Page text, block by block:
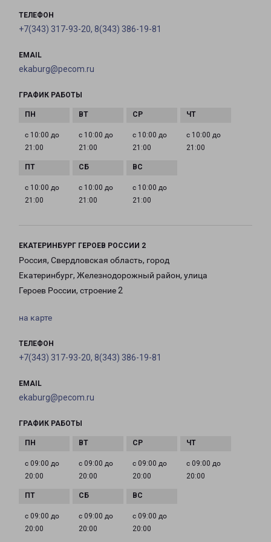
ТЕЛЕФОН
+7(343) 317-93-20, 8(343) 386-19-81
EMAIL
ekaburg@pecom.ru
ГРАФИК РАБОТЫ
с 10:00 до
21:00
с 10:00 до
21:00
с 10:00 до
21:00
с 10:00 до
21:00
с 10:00 до
21:00
с 10:00 до
21:00
с 10:00 до
21:00
ЕКАТЕРИНБУРГ ГЕРОЕВ РОССИИ 2
Россия, Свердловская область, город
Екатеринбург, Железнодорожный район, улица
Героев России, строение 2
на карте
ТЕЛЕФОН
+7(343) 317-93-20, 8(343) 386-19-81
EMAIL
ekaburg@pecom.ru
ГРАФИК РАБОТЫ
с 09:00 до
20:00
с 09:00 до
20:00
с 09:00 до
20:00
с 09:00 до
20:00
с 09:00 до
20:00
с 09:00 до
20:00
с 09:00 до
20:00